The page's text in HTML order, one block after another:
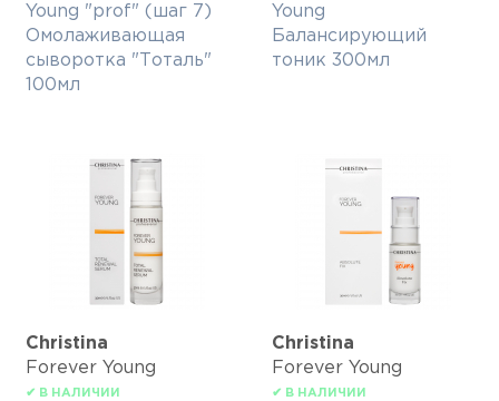
Young "prof" (шаг 7)
Омолаживающая
сыворотка "Тоталь"
100мл
Young
Балансирующий
тоник 300мл
Christina
Forever Young
✔ В НАЛИЧИИ
Christina
Forever Young
✔ В НАЛИЧИИ